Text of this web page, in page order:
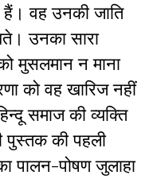
वह उनकी जाति
उनका सारा
मुसलमान न माना
को वह खारिज नहीं
समाज की व्यक्ति
पुस्तक की पहली
पालन-पोषण जुलाहा